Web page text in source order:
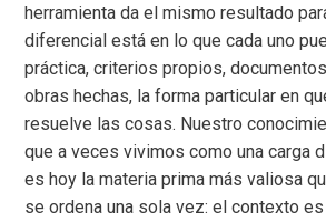
herramienta da el mismo resultado
diferencial está en lo que cada uno
práctica, criterios propios,
obras hechas, la forma particular en
resuelve las cosas. Nuestro
que a veces vivimos como una carga
es hoy la materia prima más valiosa
se ordena una sola vez: el contexto